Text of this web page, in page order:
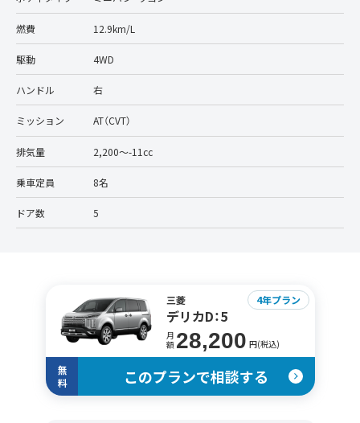
燃費 12.9km/L
駆動 4WD
ハンドル 右
ミッション AT（CVT）
排気量 2,200〜-11cc
乗車定員 8名
ドア数 5
三菱
デリカD：5
月
額 28,200 円(税込)
4年プラン
無
料
このプランで相談する